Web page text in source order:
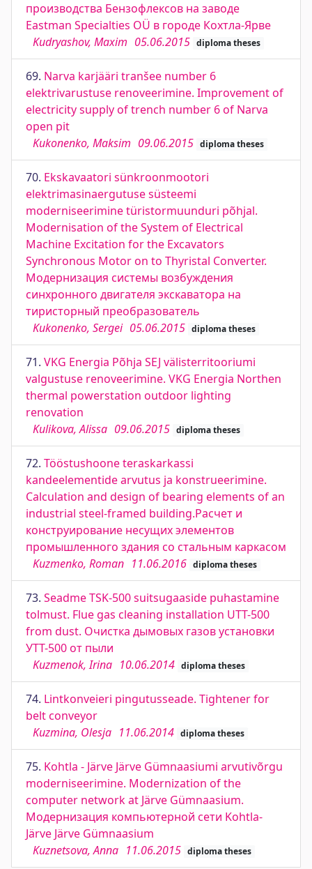
производства Бензофлексов на заводе
Eastman Specialties OÜ в городе Кохтла-Ярве
Kudryashov, Maxim 05.06.2015 diploma theses
69. Narva karjääri tranšee number 6
elektrivarustuse renoveerimine. Improvement of
electricity supply of trench number 6 of Narva
open pit
Kukonenko, Maksim 09.06.2015 diploma theses
70. Ekskavaatori sünkroonmootori
elektrimasinaergutuse süsteemi
moderniseerimine türistormuunduri põhjal.
Modernisation of the System of Electrical
Machine Excitation for the Excavators
Synchronous Motor on to Thyristal Converter.
Модернизация системы возбуждения
синхронного двигателя экскаватора на
тиристорный преобразователь
Kukonenko, Sergei 05.06.2015 diploma theses
71. VKG Energia Põhja SEJ välisterritooriumi
valgustuse renoveerimine. VKG Energia Northen
thermal powerstation outdoor lighting
renovation
Kulikova, Alissa 09.06.2015 diploma theses
72. Tööstushoone teraskarkassi
kandeelementide arvutus ja konstrueerimine.
Calculation and design of bearing elements of an
industrial steel-framed building.Расчет и
конструирование несущих элементов
промышленного здания со стальным каркасом
Kuzmenko, Roman 11.06.2016 diploma theses
73. Seadme TSK-500 suitsugaaside puhastamine
tolmust. Flue gas cleaning installation UTT-500
from dust. Очистка дымовых газов установки
УТТ-500 от пыли
Kuzmenok, Irina 10.06.2014 diploma theses
74. Lintkonveieri pingutusseade. Tightener for
belt conveyor
Kuzmina, Olesja 11.06.2014 diploma theses
75. Kohtla - Järve Järve Gümnaasiumi arvutivõrgu
moderniseerimine. Modernization of the
computer network at Järve Gümnaasium.
Модернизация компьютерной сети Kohtla-
Järve Järve Gümnaasium
Kuznetsova, Anna 11.06.2015 diploma theses